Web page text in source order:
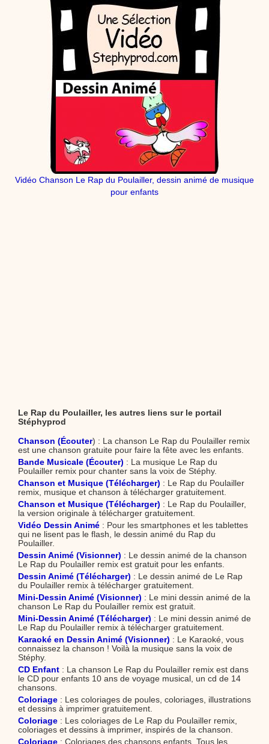
Vidéo Chanson Le Rap du Poulailler, dessin animé de musique
pour enfants
Le Rap du Poulailler, les autres liens sur le portail
Stéphyprod
Chanson (Écouter) : La chanson Le Rap du Poulailler remix
est une chanson gratuite pour faire la fête avec les enfants.
Bande Musicale (Écouter) : La musique Le Rap du
Poulailler remix pour chanter sans la voix de Stéphy.
Chanson et Musique (Télécharger) : Le Rap du Poulailler
remix, musique et chanson à télécharger gratuitement.
Chanson et Musique (Télécharger) : Le Rap du Poulailler,
la version originale à télécharger gratuitement.
Vidéo Dessin Animé : Pour les smartphones et les tablettes
qui ne lisent pas le flash, le dessin animé du Rap du
Poulailler.
Dessin Animé (Visionner) : Le dessin animé de la chanson
Le Rap du Poulailler remix est gratuit pour les enfants.
Dessin Animé (Télécharger) : Le dessin animé de Le Rap
du Poulailler remix à télécharger gratuitement.
Mini-Dessin Animé (Visionner) : Le mini dessin animé de la
chanson Le Rap du Poulailler remix est gratuit.
Mini-Dessin Animé (Télécharger) : Le mini dessin animé de
Le Rap du Poulailler remix à télécharger gratuitement.
Karaoké en Dessin Animé (Visionner) : Le Karaoké, vous
connaissez la chanson ! Voilà la musique sans la voix de
Stéphy.
CD Enfant : La chanson Le Rap du Poulailler remix est dans
le CD pour enfants 10 ans de voyage musical, un cd de 14
chansons.
Coloriage : Les coloriages de poules, coloriages, illustrations
et dessins à imprimer gratuitement.
Coloriage : Les coloriages de Le Rap du Poulailler remix,
coloriages et dessins à imprimer, inspirés de la chanson.
Coloriage : Coloriages des chansons enfants. Tous les